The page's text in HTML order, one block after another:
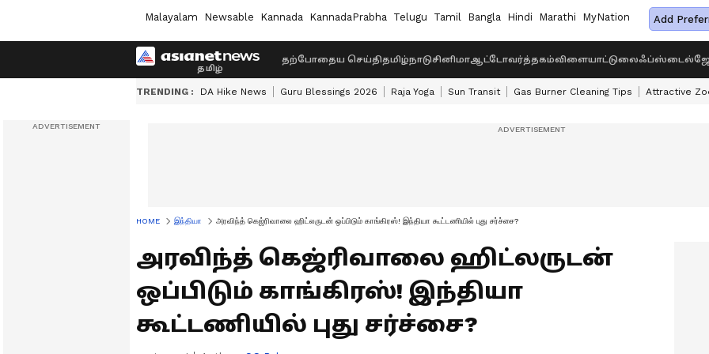
Malayalam Newsable Kannada KannadaPrabha Telugu Tamil Bangla Hindi Marathi MyNation Add
தற்போதைய செய்திதமிழ்நாடுசினிமாஆட்டோவர்த்தகம்விளையாட்டுலைஃப்ஸ்டைல்
TRENDING : DA Hike News Guru Blessings 2026 Raja Yoga Sun Transit Gas Burner Cleaning Tips Attractive
HOME இந்தியா அரவிந்த் கெஜ்ரிவாலை ஹிட்லருடன் ஒப்பிடும் காங்கிரஸ்! இந்தியா கூட்டணியில் புது சர்ச்சை?
அரவிந்த் கெஜ்ரிவாலை ஹிட்லருடன்
ஒப்பிடும் காங்கிரஸ்! இந்தியா
கூட்டணியில் புது சர்ச்சை?